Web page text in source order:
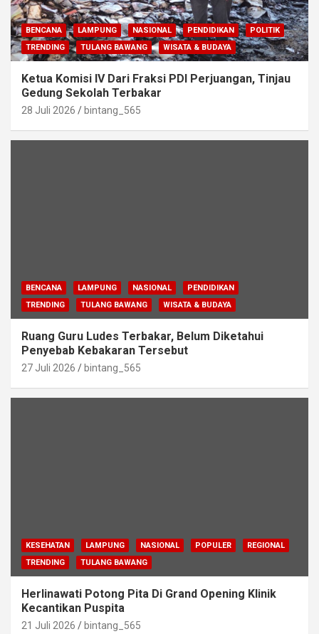
BENCANA LAMPUNG NASIONAL PENDIDIKAN
POLITIK
TRENDING
TULANG BAWANG WISATA & BUDAYA
Ketua Komisi IV Dari Fraksi PDI Perjuangan, Tinjau
Gedung Sekolah Terbakar
28 Juli 2026 bintang_565
BENCANA LAMPUNG NASIONAL
PENDIDIKAN
TRENDING
TULANG BAWANG WISATA & BUDAYA
Ruang Guru Ludes Terbakar, Belum Diketahui
Penyebab Kebakaran Tersebut
27 Juli 2026 bintang_565
KESEHATAN LAMPUNG NASIONAL POPULER
REGIONAL
TRENDING
TULANG BAWANG
Herlinawati Potong Pita Di Grand Opening Klinik
Kecantikan Puspita
21 Juli 2026 bintang_565